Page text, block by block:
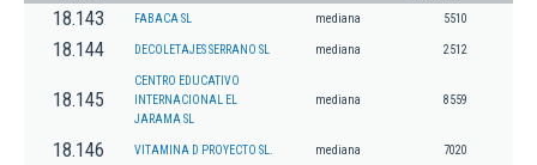
18.143 FABACA SL mediana 5510
18.144 DECOLETAJES SERRANO SL mediana 2512
18.145
CENTRO EDUCATIVO
INTERNACIONAL EL
JARAMA SL
mediana 8559
18.146 VITAMINA D PROYECTO SL. mediana 7020